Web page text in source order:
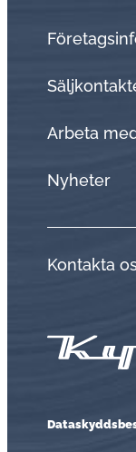
Arbeta
Nyheter
Kontakta